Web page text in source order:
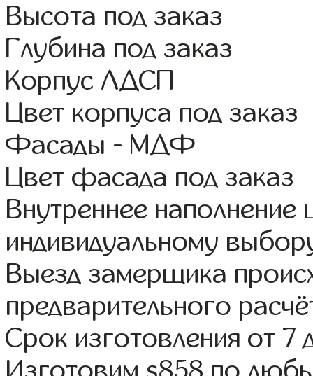
Высота под заказ
Глубина под заказ
Корпус ЛДСП
Цвет корпуса под заказ
Фасады - МДФ
Цвет фасада под заказ
Внутреннее
индивидуальному
Выезд замерщика
предварительного
Срок изготовления от 7